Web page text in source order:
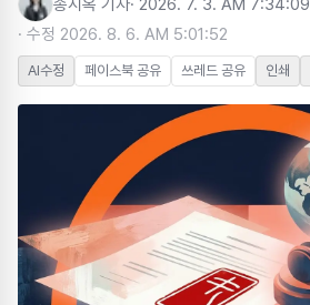
송시옥 기자· 2026. 7. 3. AM 7:34:09
· 수정 2026. 8. 6. AM 5:01:52
AI수정 페이스북 공유 쓰레드 공유 인쇄